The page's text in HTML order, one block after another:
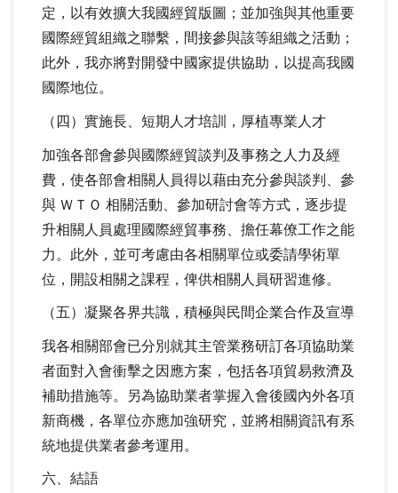
定，以有效擴大我國經貿版圖；並加強與其他重要
國際經貿組織之聯繫，間接參與該等組織之活動；
此外，我亦將對開發中國家提供協助，以提高我國
國際地位。
（四）實施長、短期人才培訓，厚植專業人才
加強各部會參與國際經貿談判及事務之人力及經
費，使各部會相關人員得以藉由充分參與談判、參
與 ＷＴＯ 相關活動、參加研討會等方式，逐步提
升相關人員處理國際經貿事務、擔任幕僚工作之能
力。此外，並可考慮由各相關單位或委請學術單
位，開設相關之課程，俾供相關人員研習進修。
（五）凝聚各界共識，積極與民間企業合作及宣導
我各相關部會已分別就其主管業務研訂各項協助業
者面對入會衝擊之因應方案，包括各項貿易救濟及
補助措施等。另為協助業者掌握入會後國內外各項
新商機，各單位亦應加強研究，並將相關資訊有系
統地提供業者參考運用。
六、結語